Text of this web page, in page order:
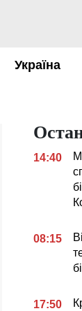
Україна
14:40
08:15
17:50